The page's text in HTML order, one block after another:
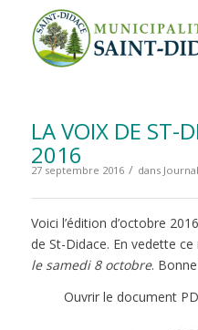
LA VOIX DE ST-
2016
27 septembre 2016 / dans Journal
Voici l’édition d’octobre
de St-Didace. En vedette
le samedi 8 octobre.
Ouvrir le document